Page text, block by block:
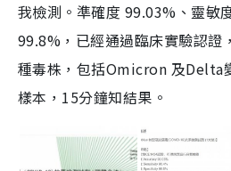
我檢測。準確度 99.03%、靈敏
99.8%，已經通過臨床實驗認證
種毒株，包括Omicron 及Delta
樣本，15分鐘知結果。